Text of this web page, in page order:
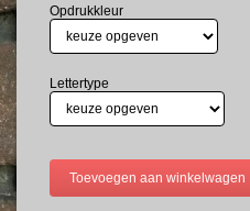
Opdrukkleur
Lettertype